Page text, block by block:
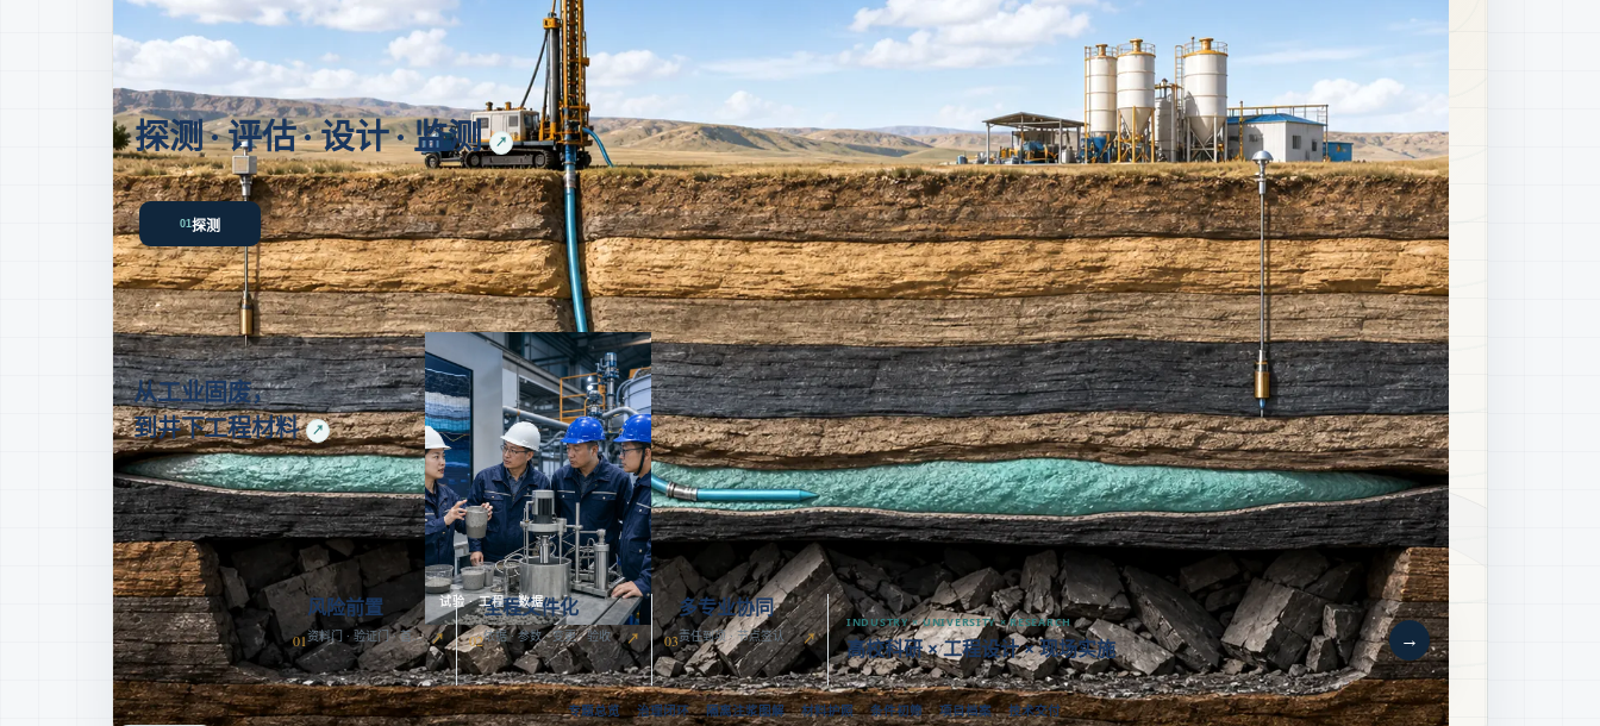
GOVERNANCE LOOP / 04
探测 · 评估 · 设计 · 监测 ↗
01/04
01探测 02评估 03设计 04 监测
关键动作
资料核查 · 多源物探 · 钻孔复核
成果文件
边界模型 · 解译与验证记录
风险门禁 关键异常必须经第二种手段或验证钻孔复核
MATERIAL PASSPORT
从工业固废，
到井下工程材料
↗
来源、试验、配比和入井去向一一对应，让
每一批材料都有可追溯的数据护照。
01物源鉴别 配比验证
03性能判定 04 批次追踪
试验 · 工程 · 数据
DELIVERY CONTROL
工程交付
01
风险前置
资料门 · 验证门 · 首件门 02
全程文件化
依据 · 参数 · 变更 · 验收 03
多专业协同
责任到项 · 节点签认
INDUSTRY × UNIVERSITY × RESEARCH
高校科研 × 工程设计 × 现场实施 →
全套文档 专题总览 治理闭环 隔离注浆图解 材料护照 条件初筛 项目档案 技术交付